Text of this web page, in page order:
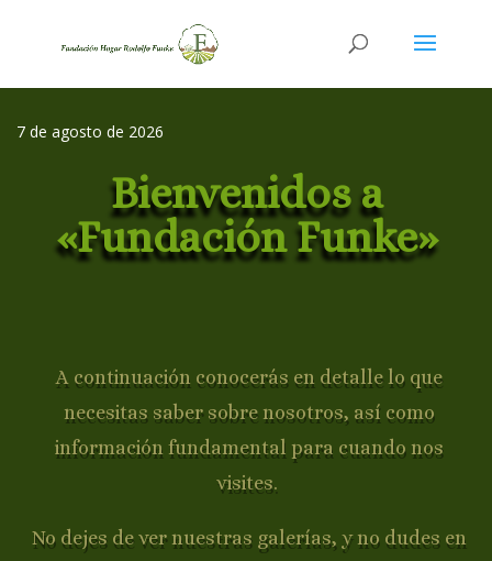
7 de agosto de 2026
Bienvenidos a
«Fundación Funke»
A continuación conocerás en detalle lo que
necesitas saber sobre nosotros, así como
información fundamental para cuando nos
visites.
No dejes de ver nuestras galerías, y no dudes en